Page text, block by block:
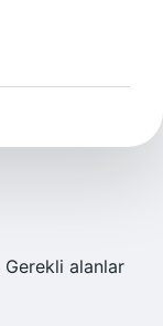
Gerekli alanlar